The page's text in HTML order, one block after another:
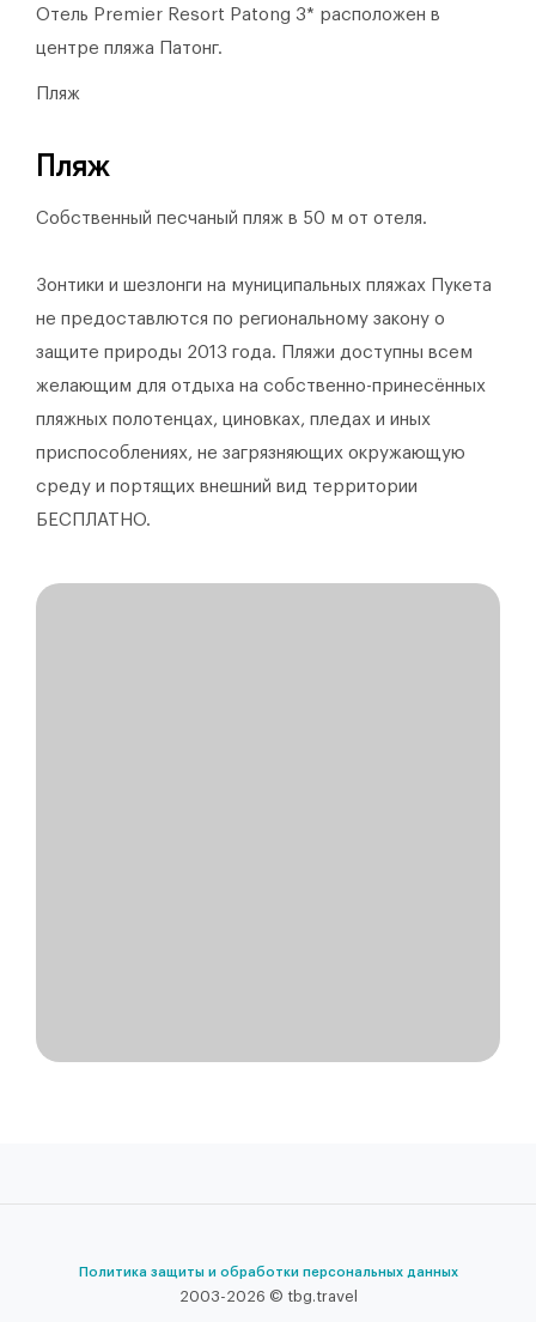
Отель Premier Resort Patong 3* расположен в
центре пляжа Патонг.
Пляж
Пляж
Собственный песчаный пляж в 50 м от отеля.
Зонтики и шезлонги на муниципальных пляжах Пукета
не предоставлются по региональному закону о
защите природы 2013 года. Пляжи доступны всем
желающим для отдыха на собственно-принесённых
пляжных полотенцах, циновках, пледах и иных
приспособлениях, не загрязняющих окружающую
среду и портящих внешний вид территории
БЕСПЛАТНО.
Политика защиты и обработки персональных данных
2003-2026 © tbg.travel